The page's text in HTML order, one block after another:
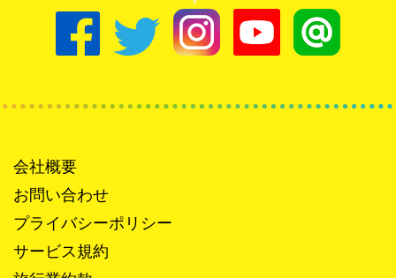
会社概要
お問い合わせ
プライバシーポリシー
サービス規約